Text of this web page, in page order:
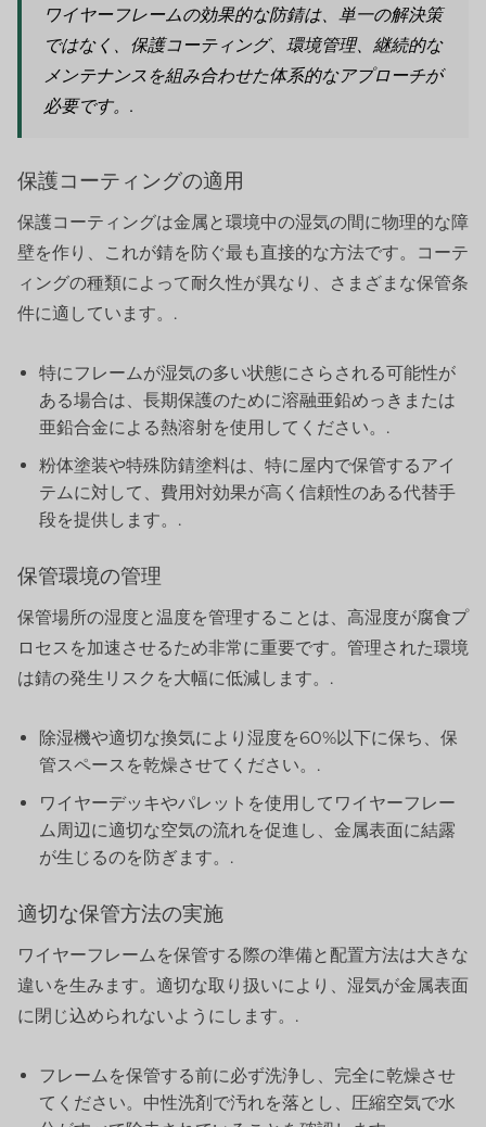
ワイヤーフレームの効果的な防錆は、単一の解決策
ではなく、保護コーティング、環境管理、継続的な
メンテナンスを組み合わせた体系的なアプローチが
必要です。.
保護コーティングの適用
保護コーティングは金属と環境中の湿気の間に物理的な障
壁を作り、これが錆を防ぐ最も直接的な方法です。コーテ
ィングの種類によって耐久性が異なり、さまざまな保管条
件に適しています。.
特にフレームが湿気の多い状態にさらされる可能性が
ある場合は、長期保護のために溶融亜鉛めっきまたは
亜鉛合金による熱溶射を使用してください。.
粉体塗装や特殊防錆塗料は、特に屋内で保管するアイ
テムに対して、費用対効果が高く信頼性のある代替手
段を提供します。.
保管環境の管理
保管場所の湿度と温度を管理することは、高湿度が腐食プ
ロセスを加速させるため非常に重要です。管理された環境
は錆の発生リスクを大幅に低減します。.
除湿機や適切な換気により湿度を60%以下に保ち、保
管スペースを乾燥させてください。.
ワイヤーデッキやパレットを使用してワイヤーフレー
ム周辺に適切な空気の流れを促進し、金属表面に結露
が生じるのを防ぎます。.
適切な保管方法の実施
ワイヤーフレームを保管する際の準備と配置方法は大きな
違いを生みます。適切な取り扱いにより、湿気が金属表面
に閉じ込められないようにします。.
フレームを保管する前に必ず洗浄し、完全に乾燥させ
てください。中性洗剤で汚れを落とし、圧縮空気で水